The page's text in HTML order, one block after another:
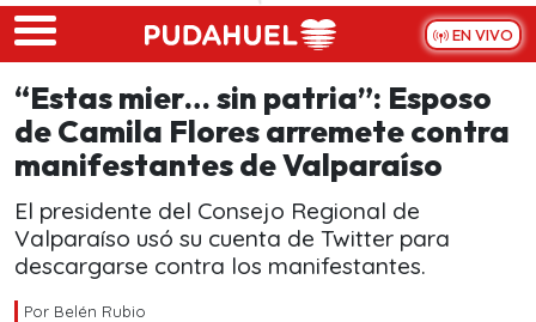
Skip to main content
EN VIVO
“Estas mier… sin patria”: Esposo
de Camila Flores arremete contra
manifestantes de Valparaíso
El presidente del Consejo Regional de
Valparaíso usó su cuenta de Twitter para
descargarse contra los manifestantes.
Por Belén Rubio